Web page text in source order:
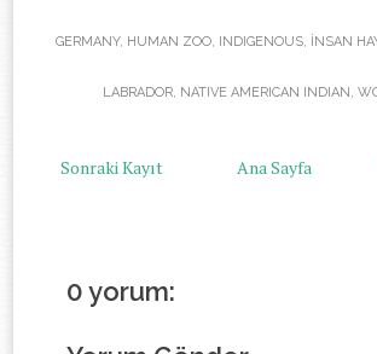
GERMANY, HUMAN ZOO, INDIGENOUS, İNSAN
LABRADOR, NATIVE AMERICAN INDIAN
Sonraki Kayıt Ana Sayfa
0 yorum: